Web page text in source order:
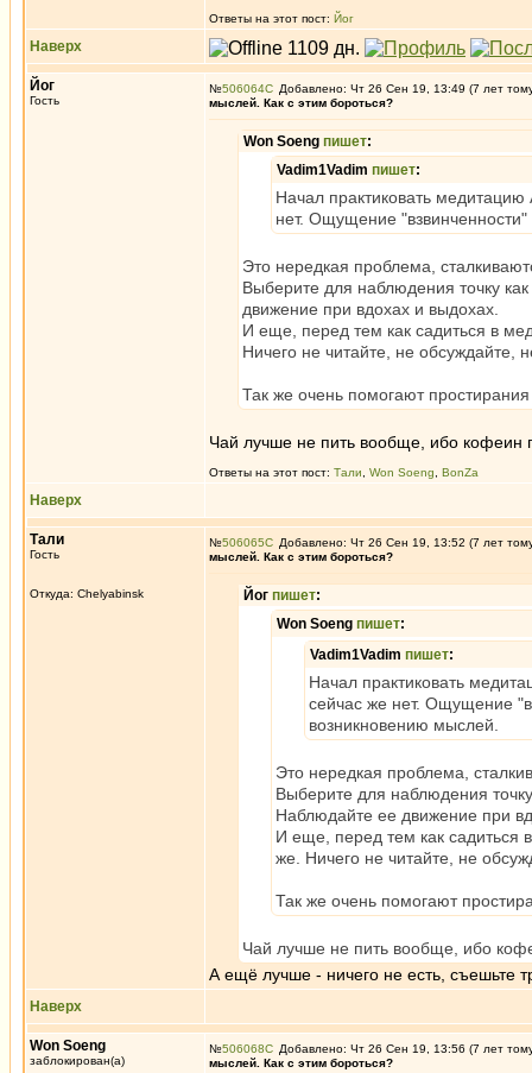
Ответы на этот пост: Йог
Наверх
Йог
Гость
№506064
Добавлено: Чт 26 Сен 19, 13:49 (7 лет
мыслей. Как с этим бороться?
Won Soeng пишет:
Vadim1Vadim пишет:
Начал практиковать
нет. Ощущение
Это нередкая проблема,
Выберите для наблюдения точку
движение при вдохах и выдохах.
И еще, перед тем как садиться в
Ничего не читайте, не обсуждайте,
Так же очень помогают
Чай лучше не пить вообще, ибо кофеин
Ответы на этот пост: Тали Won Soeng BonZa
Наверх
Тали
Гость
Откуда: Chelyabinsk
№506065
Добавлено: Чт 26 Сен 19, 13:52 (7 лет
мыслей. Как с этим бороться?
Йог пишет:
Won Soeng пишет:
Vadim1Vadim пишет:
Начал практиковать
сейчас же нет. Ощущение
возникновению мыслей.
Это нередкая проблема,
Выберите для наблюдения
Наблюдайте ее движение при
И еще, перед тем как садиться
же. Ничего не читайте, не
Так же очень помогают
Чай лучше не пить вообще, ибо
А ещё лучше - ничего не есть, съешьте
Наверх
Won Soeng
заблокирован(а)
№506068
Добавлено: Чт 26 Сен 19, 13:56 (7 лет
мыслей. Как с этим бороться?